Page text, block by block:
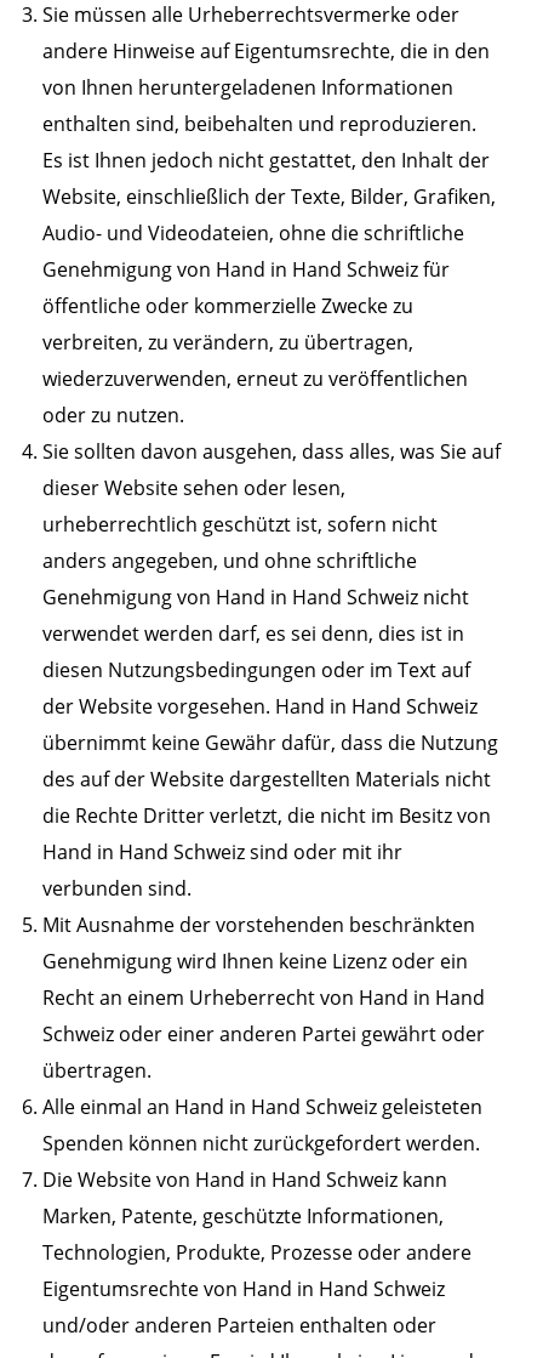
Sie müssen alle Urheberrechtsvermerke oder
andere Hinweise auf Eigentumsrechte, die in den
von Ihnen heruntergeladenen Informationen
enthalten sind, beibehalten und reproduzieren.
Es ist Ihnen jedoch nicht gestattet, den Inhalt der
Website, einschließlich der Texte, Bilder, Grafiken,
Audio- und Videodateien, ohne die schriftliche
Genehmigung von Hand in Hand Schweiz für
öffentliche oder kommerzielle Zwecke zu
verbreiten, zu verändern, zu übertragen,
wiederzuverwenden, erneut zu veröffentlichen
oder zu nutzen.
Sie sollten davon ausgehen, dass alles, was Sie auf
dieser Website sehen oder lesen,
urheberrechtlich geschützt ist, sofern nicht
anders angegeben, und ohne schriftliche
Genehmigung von Hand in Hand Schweiz nicht
verwendet werden darf, es sei denn, dies ist in
diesen Nutzungsbedingungen oder im Text auf
der Website vorgesehen. Hand in Hand Schweiz
übernimmt keine Gewähr dafür, dass die Nutzung
des auf der Website dargestellten Materials nicht
die Rechte Dritter verletzt, die nicht im Besitz von
Hand in Hand Schweiz sind oder mit ihr
verbunden sind.
Mit Ausnahme der vorstehenden beschränkten
Genehmigung wird Ihnen keine Lizenz oder ein
Recht an einem Urheberrecht von Hand in Hand
Schweiz oder einer anderen Partei gewährt oder
übertragen.
Alle einmal an Hand in Hand Schweiz geleisteten
Spenden können nicht zurückgefordert werden.
Die Website von Hand in Hand Schweiz kann
Marken, Patente, geschützte Informationen,
Technologien, Produkte, Prozesse oder andere
Eigentumsrechte von Hand in Hand Schweiz
und/oder anderen Parteien enthalten oder